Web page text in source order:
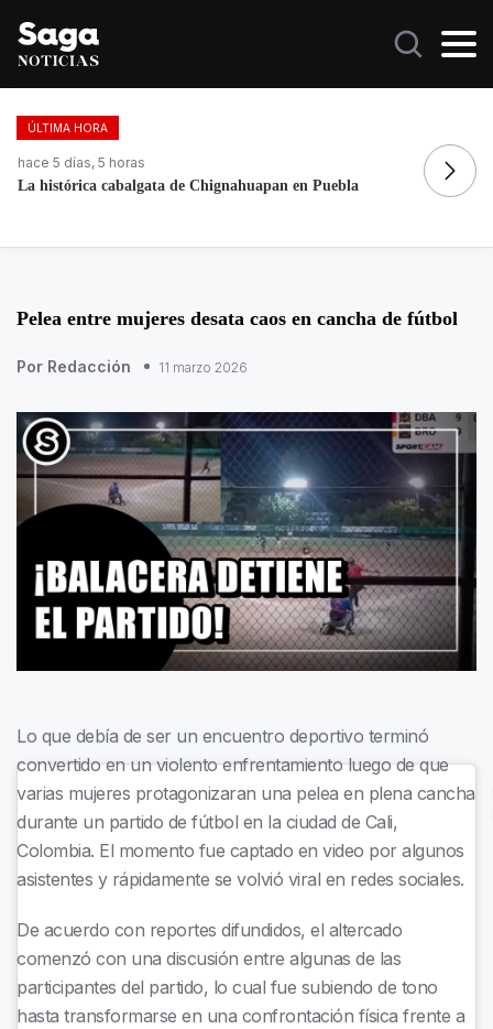
ÚLTIMA HORA
hace 1 día, 4 horas
Mexicano se declara culpable de lavar más de 1.9 MDD en
Pelea entre mujeres desata caos en cancha de fútbol
Por Redacción 11 marzo 2026
Lo que debía de ser un encuentro deportivo terminó
convertido en un violento enfrentamiento luego de que
varias mujeres protagonizaran una pelea en plena cancha
durante un partido de fútbol en la ciudad de Cali,
Colombia. El momento fue captado en video por algunos
asistentes y rápidamente se volvió viral en redes sociales.
De acuerdo con reportes difundidos, el altercado
comenzó con una discusión entre algunas de las
participantes del partido, lo cual fue subiendo de tono
hasta transformarse en una confrontación física frente a